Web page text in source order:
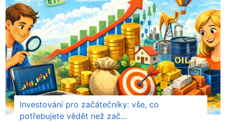
Investování pro začátečníky: vše, co
potřebujete vědět než zač...